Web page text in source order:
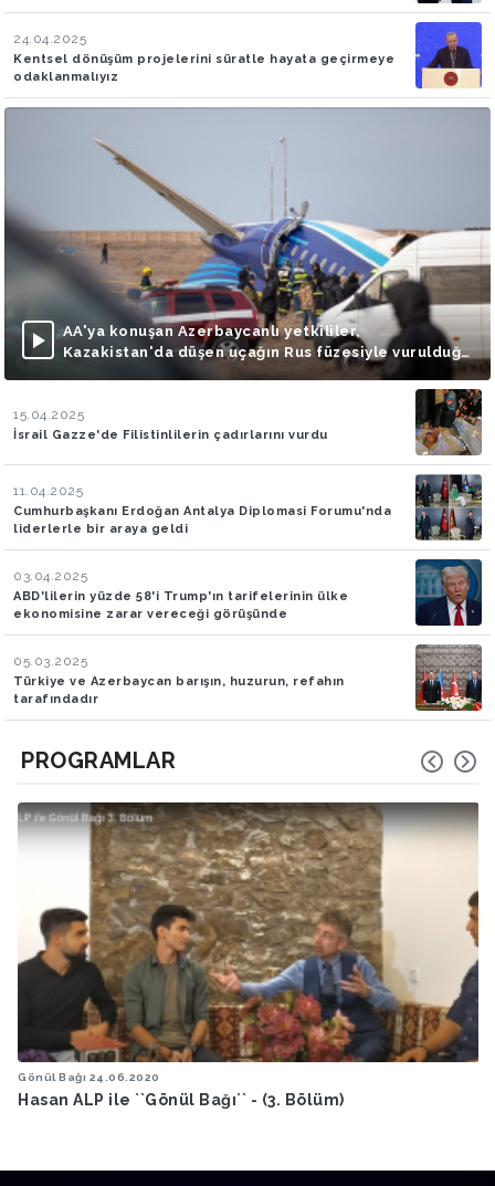
24.04.2025
Kentsel dönüşüm projelerini süratle hayata geçirmeye
odaklanmalıyız
AA'ya konuşan Azerbaycanlı yetkililer,
Kazakistan'da düşen uçağın Rus füzesiyle vurulduğu
iddialarını doğruladı
15.04.2025
İsrail Gazze'de Filistinlilerin çadırlarını vurdu
11.04.2025
Cumhurbaşkanı Erdoğan Antalya Diplomasi Forumu'nda
liderlerle bir araya geldi
03.04.2025
ABD'lilerin yüzde 58'i Trump'ın tarifelerinin ülke
ekonomisine zarar vereceği görüşünde
05.03.2025
Türkiye ve Azerbaycan barışın, huzurun, refahın
tarafındadır
PROGRAMLAR
Gönül Bağı 18.06.2020
Hasan ALP ile ''Gönül Bağı'' (Bölüm 2)